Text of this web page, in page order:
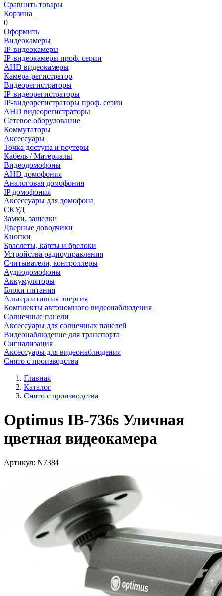
Сравнить товары
Корзина
0
Оформить
Видеокамеры
IP-видеокамеры
IP-видеокамеры проф. серии
AHD видеокамеры
Камера-регистратор
Видеорегистраторы
IP-видеорегистраторы
IP-видеорегистраторы проф. серии
AHD видеорегистраторы
Сетевое оборудование
Коммутаторы
Аксессуары
Точка доступа и роутеры
Кабель / Материалы
Видеодомофоны
AHD домофония
Аналоговая домофония
IP домофония
Аксессуары для домофона
СКУД
Замки, защелки
Дверные доводчики
Кнопки
Браслеты, карты и брелоки
Устройства радиоуправления
Считыватели, контроллеры
Аудиодомофоны
Аккумуляторы
Блоки питания
Альтернативная энергия
Комплекты автономного видеонаблюдения
Солнечные панели
Аксессуары для солнечных панелей
Видеонаблюдение для транспорта
Сигнализация
Аксессуары для видеонаблюдения
Снято с производства
Главная
Каталог
Снято с производства
Optimus IB-736s Уличная
цветная видеокамера
Артикул: N7384